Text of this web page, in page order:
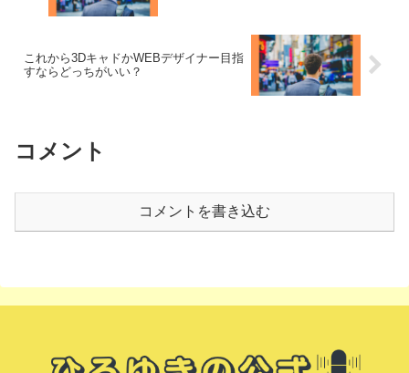
これから3DキャドかWEBデザイナー目指
すならどっちがいい？
コメント
コメントを書き込む